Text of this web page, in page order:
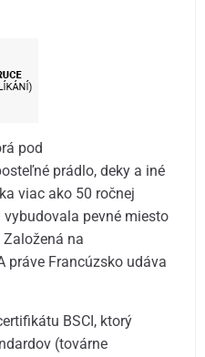
pod
prádlo, deky a iné
viac ako 50 ročnej
pevné miesto
na
práve Francúzsko udáva
BSCI, ktorý
(továrne